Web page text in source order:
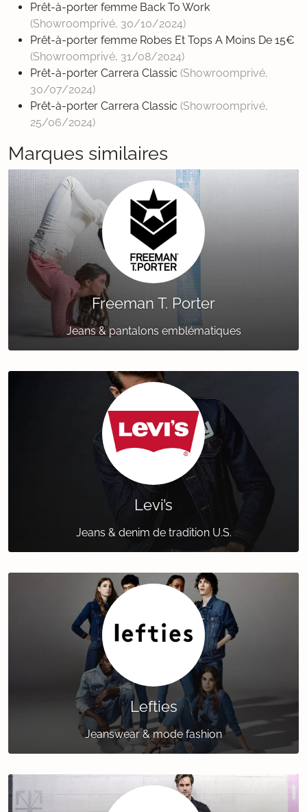
Prêt-à-porter femme Back To Work
(Showroomprivé, 30/10/2024)
Prêt-à-porter femme Robes Et Tops A Moins De 15€
(Showroomprivé, 31/08/2024)
Prêt-à-porter Carrera Classic (Showroomprivé,
30/07/2024)
Prêt-à-porter Carrera Classic (Showroomprivé,
25/06/2024)
Marques similaires
Freeman T. Porter
Jeans & pantalons emblématiques
Levi’s
Jeans & denim de tradition U.S.
Lefties
Jeanswear & mode fashion